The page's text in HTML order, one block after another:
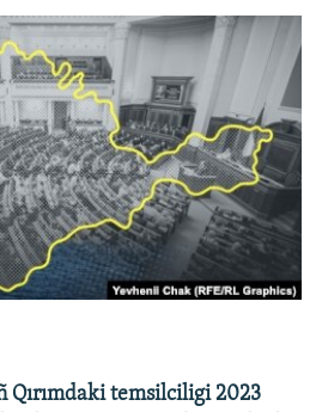
temsilciligi 2023